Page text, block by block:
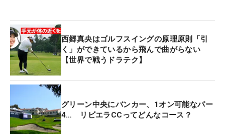
西郷真央はゴルフスイングの原理原則「引
く」ができているから飛んで曲がらない
【世界で戦うドラテク】
グリーン中央にバンカー、1オン可能なパー
4… リビエラCCってどんなコース？